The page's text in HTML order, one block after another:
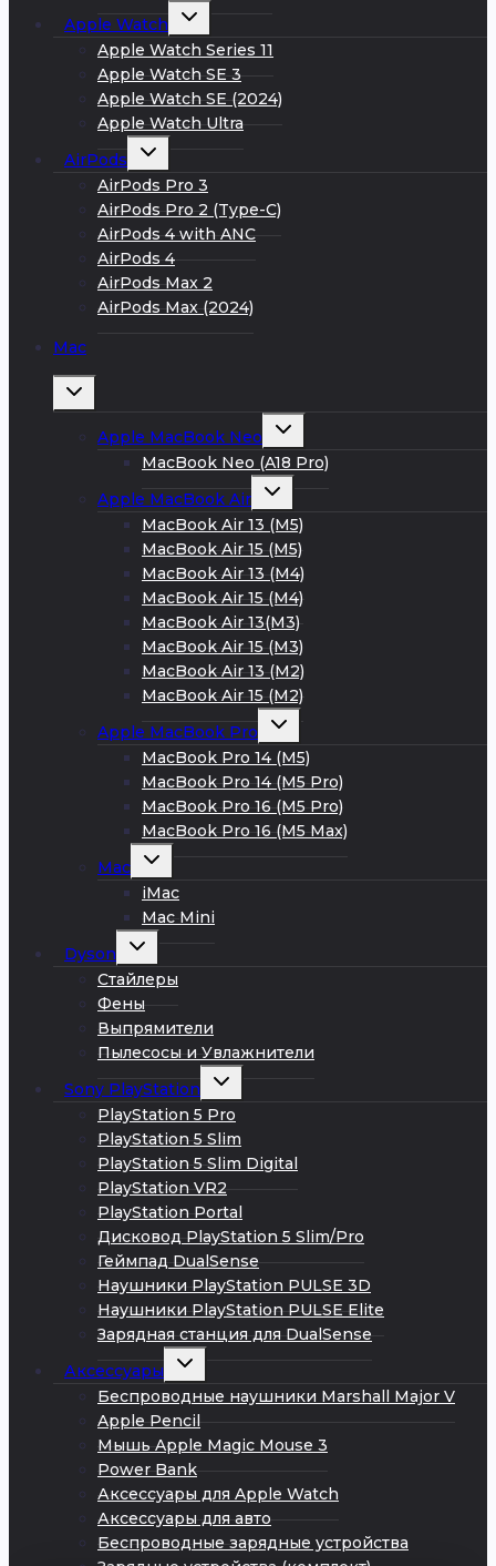
Apple Watch
Развернуть
дочернее
меню
Apple Watch Series 11
Apple Watch SE 3
Apple Watch SE (2024)
Apple Watch Ultra
AirPods
Развернуть
дочернее
меню
AirPods Pro 3
AirPods Pro 2 (Type-C)
AirPods 4 with ANC
AirPods 4
AirPods Max 2
AirPods Max (2024)
Mac
Развернуть
дочернее
Apple MacBook Neo
Развернуть
дочернее
меню
MacBook Neo (A18 Pro)
Apple MacBook Air
Развернуть
дочернее
меню
MacBook Air 13 (M5)
MacBook Air 15 (M5)
MacBook Air 13 (M4)
MacBook Air 15 (M4)
MacBook Air 13(M3)
MacBook Air 15 (M3)
MacBook Air 13 (M2)
MacBook Air 15 (M2)
Apple MacBook Pro
Развернуть
дочернее
меню
MacBook Pro 14 (M5)
MacBook Pro 14 (M5 Pro)
MacBook Pro 16 (M5 Pro)
MacBook Pro 16 (M5 Max)
Mac
Развернуть
дочернее
меню
iMac
Mac Mini
Dyson
Развернуть
дочернее
меню
Стайлеры
Фены
Выпрямители
Пылесосы и Увлажнители
Sony PlayStation
Развернуть
дочернее
меню
PlayStation 5 Pro
PlayStation 5 Slim
PlayStation 5 Slim Digital
PlayStation VR2
PlayStation Portal
Дисковод PlayStation 5 Slim/Pro
Геймпад DualSense
Наушники PlayStation PULSE 3D
Наушники PlayStation PULSE Elite
Зарядная станция для DualSense
Аксессуары
Развернуть
дочернее
меню
Беспроводные наушники Marshall Major V
Apple Pencil
Мышь Apple Magic Mouse 3
Power Bank
Аксессуары для Apple Watch
Аксессуары для авто
Беспроводные зарядные устройства